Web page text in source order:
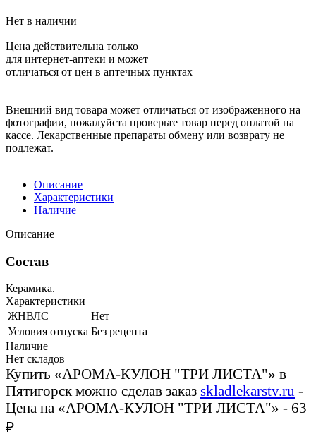
Нет в наличии
Цена действительна только
для интернет-аптеки и может
отличаться от цен в аптечных пунктах
Внешний вид товара может отличаться от изображенного на
фотографии, пожалуйста проверьте товар перед оплатой на
кассе. Лекарственные препараты обмену или возврату не
подлежат.
Описание
Характеристики
Наличие
Описание
Состав
Керамика.
Характеристики
ЖНВЛС
Нет
Условия отпуска Без рецепта
Наличие
Нет складов
Купить «АРОМА-КУЛОН "ТРИ ЛИСТА"» в
Пятигорск можно сделав заказ skladlekarstv.ru -
Цена на «АРОМА-КУЛОН "ТРИ ЛИСТА"» - 63
₽